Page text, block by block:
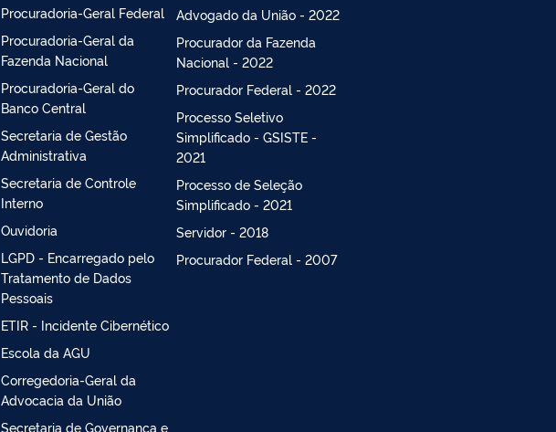
Procuradoria-Geral Federal
Procuradoria-Geral da
Fazenda Nacional
Procuradoria-Geral do
Banco Central
Secretaria de Gestão
Administrativa
Secretaria de Controle
Interno
Ouvidoria
LGPD - Encarregado pelo
Tratamento de Dados
Pessoais
ETIR - Incidente Cibernético
Escola da AGU
Corregedoria-Geral da
Advocacia da União
Secretaria de Governança e
Advogado da União - 2022
Procurador da Fazenda
Nacional - 2022
Procurador Federal - 2022
Processo Seletivo
Simplificado - GSISTE -
2021
Processo de Seleção
Simplificado - 2021
Servidor - 2018
Procurador Federal - 2007